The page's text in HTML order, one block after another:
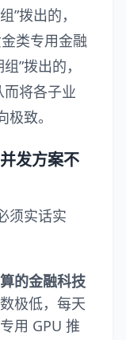
”拨出的，
类专用金融
”拨出的，
而将各子业
致。
发方案不
须实话实
的金融科技
极低，每天
用 GPU 推